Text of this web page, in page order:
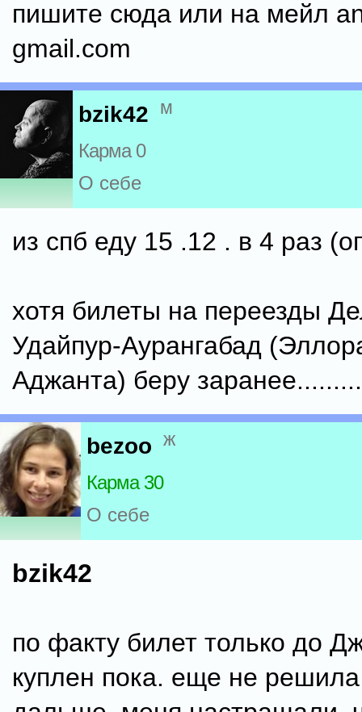
пишите сюда или на мейл
gmail.com
bzik42 м
Карма 0
О себе
из спб еду 15 .12 . в 4 раз
хотя билеты на переезды
Удайпур-Аурангабад
Аджанта) беру
bezoo ж
Карма 30
О себе
bzik42
по факту билет только до
куплен пока. еще не решила